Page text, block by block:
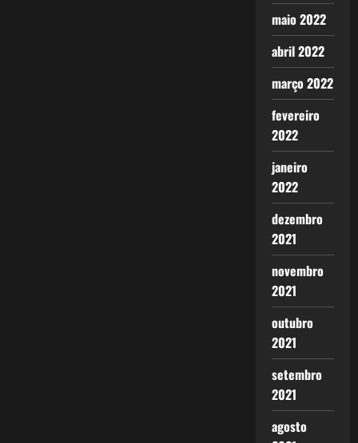
maio 2022
abril 2022
março 2022
fevereiro
2022
janeiro
2022
dezembro
2021
novembro
2021
outubro
2021
setembro
2021
agosto